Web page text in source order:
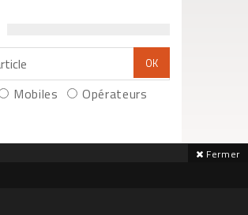
Mobiles Opérateurs
Fermer